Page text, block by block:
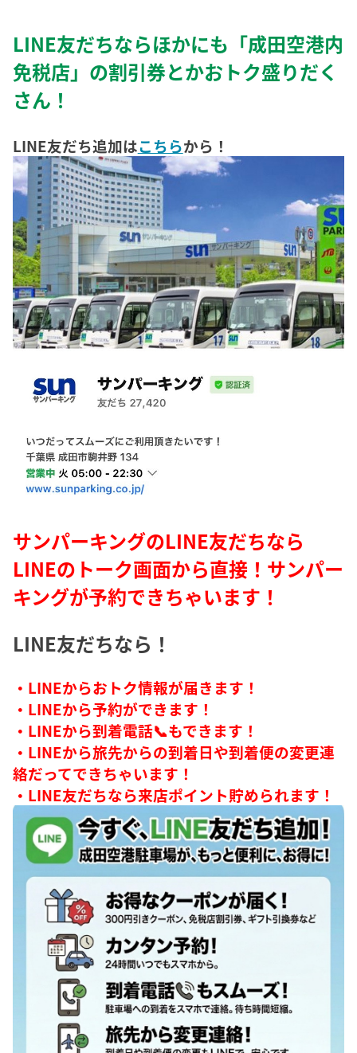
LINE友だちならほかにも「成田空港内
免税店」の割引券とかおトク盛りだく
さん！
LINE友だち追加はこちらから！
サンパーキングのLINE友だちなら
LINEのトーク画面から直接！サンパー
キングが予約できちゃいます！
LINE友だちなら！
・LINEからおトク情報が届きます！
・LINEから予約ができます！
・LINEから到着電話📞もできます！
・LINEから旅先からの到着日や到着便の変更連
絡だってできちゃいます！
・LINE友だちなら来店ポイント貯められます！